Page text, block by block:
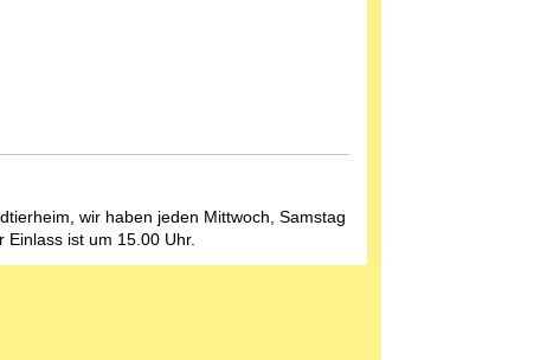
wir haben jeden Mittwoch, Samstag
Einlass ist um 15.00 Uhr.